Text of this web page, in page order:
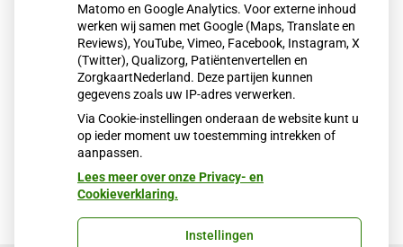
Op 11 december is huisarts Jessica vd Broek bevallen van
een gezonde zoon, Boris.
Moeder en kind maken het prima ! We wensen Jessica en
haar man veel geluk!
Publicatiedatum:19-12-2021
Matomo en Google Analytics. Voor externe inhoud
werken wij samen met Google (Maps, Translate en
Reviews), YouTube, Vimeo, Facebook, Instagram, X
(Twitter), Qualizorg, Patiëntenvertellen en
ZorgkaartNederland. Deze partijen kunnen
gegevens zoals uw IP-adres verwerken.
Via Cookie-instellingen onderaan de website kunt u
op ieder moment uw toestemming intrekken of
aanpassen.
Lees meer over onze Privacy- en
Cookieverklaring.
Instellingen